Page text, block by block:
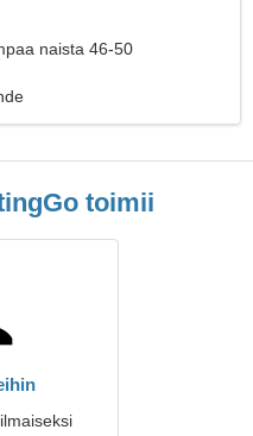
naista 46-50
toimii